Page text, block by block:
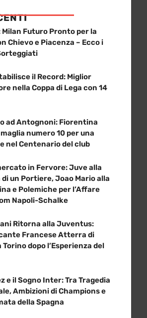
Milan Futuro Pronto per la
Chievo e Piacenza – Ecco i
il Record: Miglior
nella Coppa di Lega con 14
ad Antognoni: Fiorentina
numero 10 per una
nel Centenario del club
in Fervore: Juve alla
di un Portiere, Joao Mario alla
e Polemiche per l’Affare
Napoli-Schalke
Ritorna alla Juventus:
Francese Atterra di
Torino dopo l’Esperienza del
e il Sogno Inter: Tra Tragedia
Ambizioni di Champions e
della Spagna